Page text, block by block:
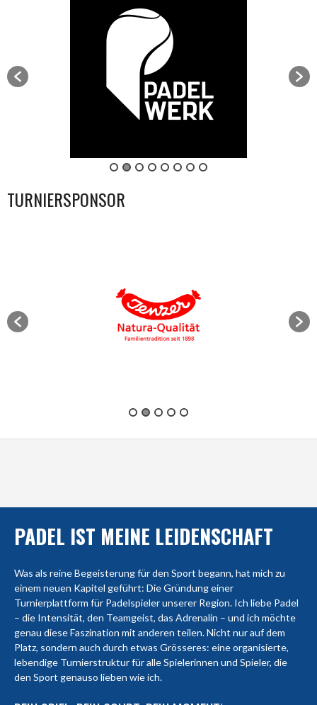
TURNIERSPONSOR
PADEL IST MEINE LEIDENSCHAFT
Was als reine Begeisterung für den Sport begann, hat mich zu
einem neuen Kapitel geführt: Die Gründung einer
Turnierplattform für Padelspieler unserer Region. Ich liebe Padel
– die Intensität, den Teamgeist, das Adrenalin – und ich möchte
genau diese Faszination mit anderen teilen. Nicht nur auf dem
Platz, sondern auch durch etwas Grösseres: eine organisierte,
lebendige Turnierstruktur für alle Spielerinnen und Spieler, die
den Sport genauso lieben wie ich.